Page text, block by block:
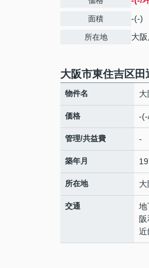
面積 -(-)
所在地 大
大阪市東住吉区
物件名
価格 -
管理/共益費 -
築年月
所在地
交通 地
近